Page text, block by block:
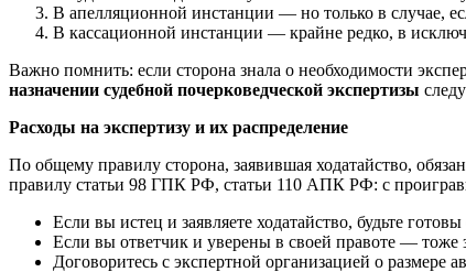
В апелляционной инстанции — но только в случае,
В кассационной инстанции — крайне редко, в
Важно помнить: если сторона знала о необходимости
назначении судебной почерковедческой экспертизы
Расходы на экспертизу и их распределение
По общему правилу сторона, заявившая ходатайство,
правилу статьи 98 ГПК РФ, статьи 110 АПК РФ: с
Если вы истец и заявляете ходатайство, будьте
Если вы ответчик и уверены в своей правоте — тоже
Договоритесь с экспертной организацией о размере